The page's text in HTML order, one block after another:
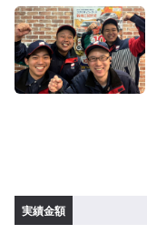
実績金額